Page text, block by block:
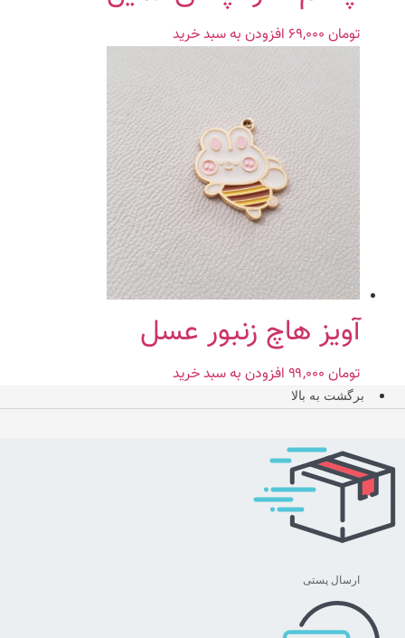
تومان افزودن به سبد خرید
آویز هاچ زنبور عسل
تومان افزودن به سبد خرید
برگشت به بالا
ارسال پستی